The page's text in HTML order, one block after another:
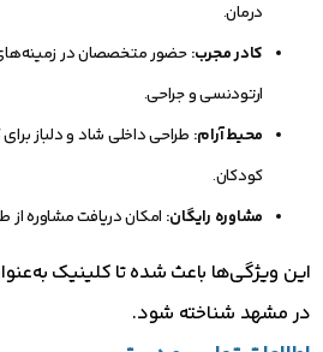
درمان.
کادر مجرب: حضور متخصصان در
ارتودنسی و جراحی.
محیط آرام: طراحی داخلی شاد و دلباز
کودکان.
مشاوره رایگان: امکان دریافت مشاوره
این ویژگی‌ها باعث شده تا کلینیک
در مشهد شناخته شود.